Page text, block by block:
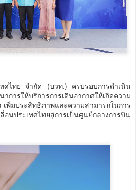
ศไทย จำกัด (บวท.) ครบรอบการดำเนิน
ห้บริการการเดินอากาศให้เกิดความ
พิ่มประสิทธิภาพและความสามารถในการ
อนประเทศไทยสู่การเป็นศูนย์กลางการบิน